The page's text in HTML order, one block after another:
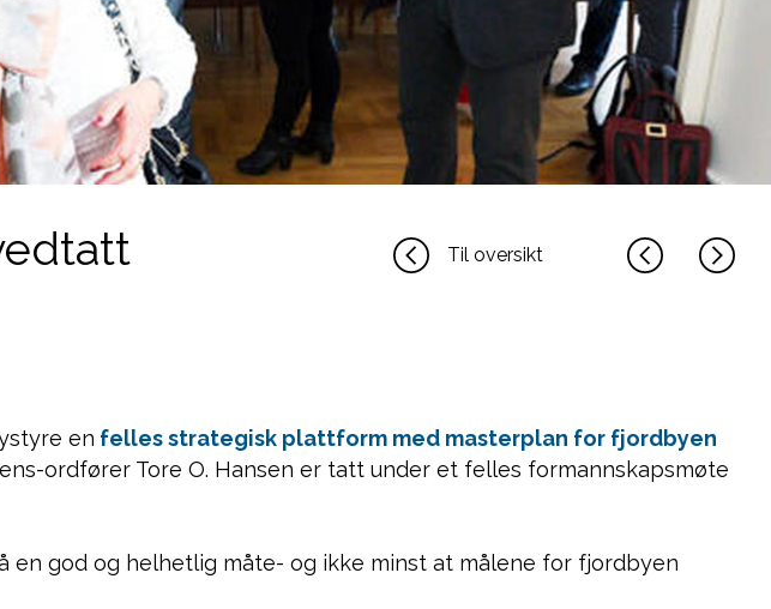
Til oversikt
en felles strategisk plattform med masterplan for fjordbyen
ordfører Tore O. Hansen er tatt under et felles formannskapsmøte
god og helhetlig måte- og ikke minst at målene for fjordbyen